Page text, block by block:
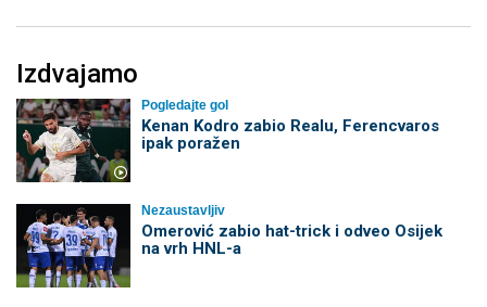
Izdvajamo
Pogledajte gol
Kenan Kodro zabio Realu, Ferencvaros
ipak poražen
Nezaustavljiv
Omerović zabio hat-trick i odveo Osijek
na vrh HNL-a